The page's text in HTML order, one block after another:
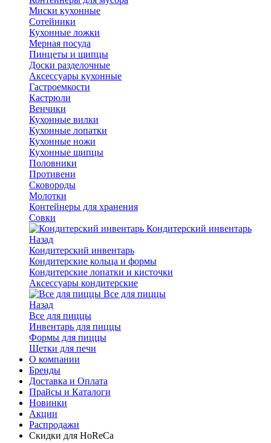
Миски кухонные
Сотейники
Кухонные ложки
Мерная посуда
Пинцеты и щипцы
Доски разделочные
Аксессуары кухонные
Гастроемкости
Кастрюли
Венчики
Кухонные вилки
Кухонные лопатки
Кухонные ножи
Кухонные щипцы
Половники
Противени
Сковороды
Молотки
Контейнеры для хранения
Совки
Кондитерский инвентарь
Назад
Кондитерский инвентарь
Кондитерские кольца и формы
Кондитерские лопатки и кисточки
Аксессуары кондитерские
Все для пиццы
Назад
Все для пиццы
Инвентарь для пиццы
Формы для пиццы
Щетки для печи
О компании
Бренды
Доставка и Оплата
Прайсы и Каталоги
Новинки
Акции
Распродажи
Скидки для HoReCa